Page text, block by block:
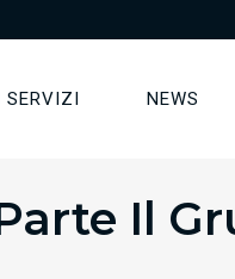
SERVIZI NEWS
Il